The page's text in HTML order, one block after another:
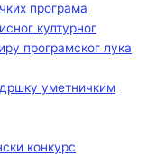
програма
културног
програмског лука
уметничким
конкурс